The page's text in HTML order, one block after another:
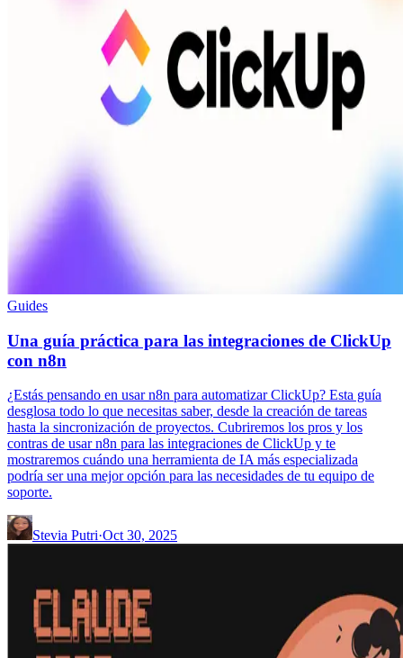
Guides
Una guía práctica para las integraciones de ClickUp
con n8n
¿Estás pensando en usar n8n para automatizar ClickUp? Esta guía
desglosa todo lo que necesitas saber, desde la creación de tareas
hasta la sincronización de proyectos. Cubriremos los pros y los
contras de usar n8n para las integraciones de ClickUp y te
mostraremos cuándo una herramienta de IA más especializada
podría ser una mejor opción para las necesidades de tu equipo de
soporte.
Stevia Putri·Oct 30, 2025